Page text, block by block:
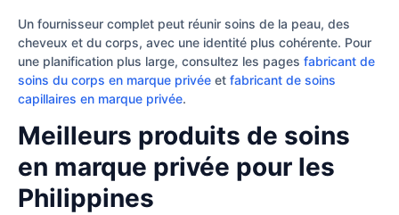
Un fournisseur complet peut réunir soins de la peau, des
cheveux et du corps, avec une identité plus cohérente. Pour
une planification plus large, consultez les pages fabricant de
soins du corps en marque privée et fabricant de soins
capillaires en marque privée.
Meilleurs produits de soins
en marque privée pour les
Philippines